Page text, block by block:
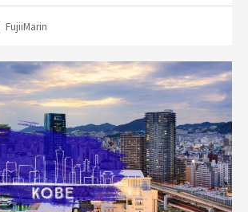
FujiiMarin